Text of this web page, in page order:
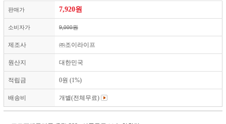
판매가 7,920원
소비자가 9,000원
제조사 ㈜조이라이프
원산지 대한민국
적립금 0원 (1%)
배송비 개별(전체무료)